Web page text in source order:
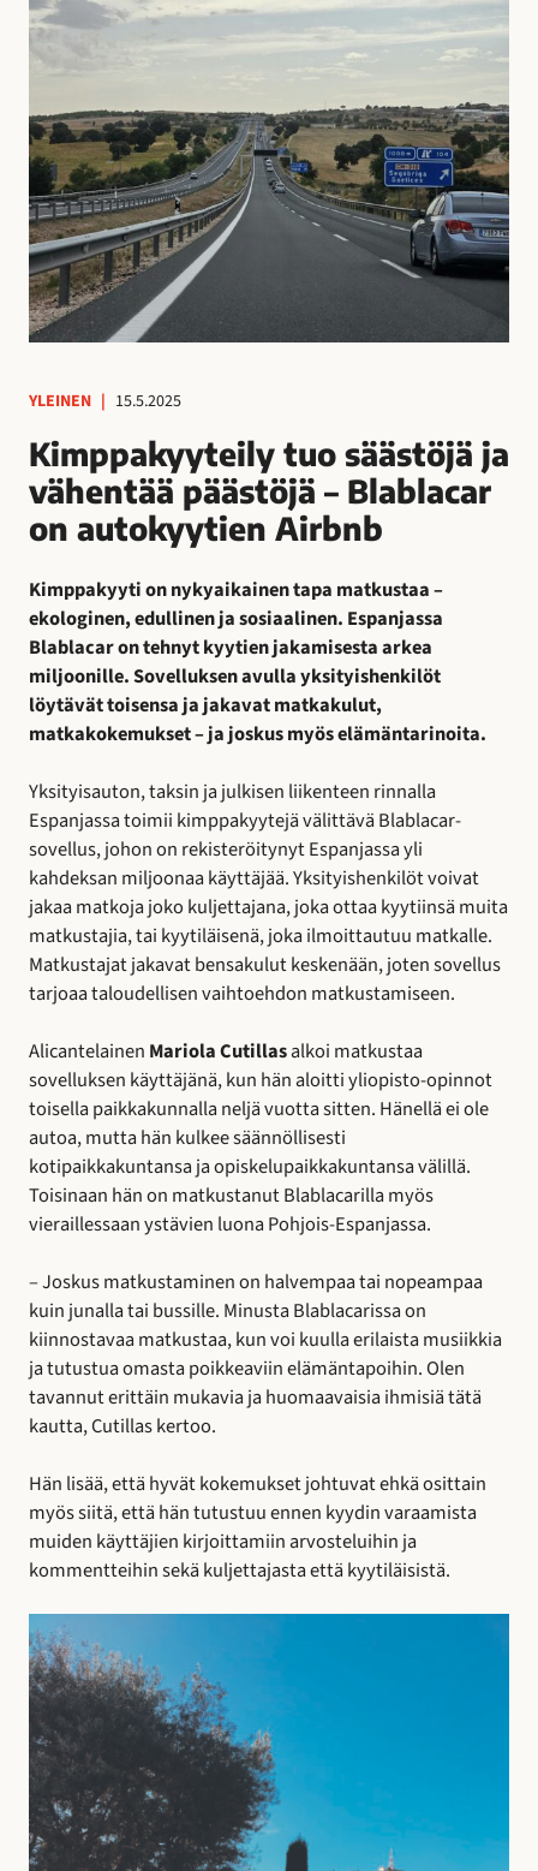
YLEINEN | 15.5.2025
Kimppakyyteily tuo säästöjä ja
vähentää päästöjä – Blablacar
on autokyytien Airbnb
Kimppakyyti on nykyaikainen tapa matkustaa –
ekologinen, edullinen ja sosiaalinen. Espanjassa
Blablacar on tehnyt kyytien jakamisesta arkea
miljoonille. Sovelluksen avulla yksityishenkilöt
löytävät toisensa ja jakavat matkakulut,
matkakokemukset – ja joskus myös elämäntarinoita.
Yksityisauton, taksin ja julkisen liikenteen rinnalla
Espanjassa toimii kimppakyytejä välittävä Blablacar-
sovellus, johon on rekisteröitynyt Espanjassa yli
kahdeksan miljoonaa käyttäjää. Yksityishenkilöt voivat
jakaa matkoja joko kuljettajana, joka ottaa kyytiinsä muita
matkustajia, tai kyytiläisenä, joka ilmoittautuu matkalle.
Matkustajat jakavat bensakulut keskenään, joten sovellus
tarjoaa taloudellisen vaihtoehdon matkustamiseen.
Alicantelainen Mariola Cutillasalkoi matkustaa
sovelluksen käyttäjänä, kun hän aloitti yliopisto-opinnot
toisella paikkakunnalla neljä vuotta sitten. Hänellä ei ole
autoa, mutta hän kulkee säännöllisesti
kotipaikkakuntansa ja opiskelupaikkakuntansa välillä.
Toisinaan hän on matkustanut Blablacarilla myös
vieraillessaan ystävien luona Pohjois-Espanjassa.
– Joskus matkustaminen on halvempaa tai nopeampaa
kuin junalla tai bussille. Minusta Blablacarissa on
kiinnostavaa matkustaa, kun voi kuulla erilaista musiikkia
ja tutustua omasta poikkeaviin elämäntapoihin. Olen
tavannut erittäin mukavia ja huomaavaisia ihmisiä tätä
kautta, Cutillas kertoo.
Hän lisää, että hyvät kokemukset johtuvat ehkä osittain
myös siitä, että hän tutustuu ennen kyydin varaamista
muiden käyttäjien kirjoittamiin arvosteluihin ja
kommentteihin sekä kuljettajasta että kyytiläisistä.